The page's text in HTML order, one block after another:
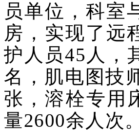
员单位，科室
房，实现了远
护人员45人，
名，肌电图技
张，溶栓专用
量2600余人次。